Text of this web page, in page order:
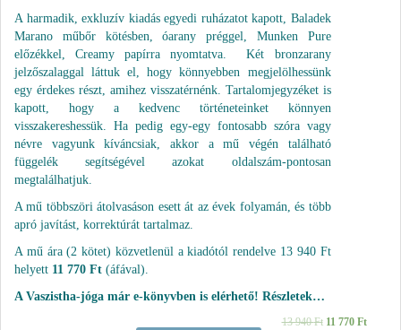
A harmadik, exkluzív kiadás egyedi ruházatot kapott, Baladek
Marano műbőr kötésben, óarany préggel, Munken Pure
előzékkel, Creamy papírra nyomtatva. Két bronzarany
jelzőszalaggal láttuk el, hogy könnyebben megjelölhessünk
egy érdekes részt, amihez visszatérnénk. Tartalomjegyzéket is
kapott, hogy a kedvenc történeteinket könnyen
visszakereshessük. Ha pedig egy-egy fontosabb szóra vagy
névre vagyunk kíváncsiak, akkor a mű végén található
függelék segítségével azokat oldalszám-pontosan
megtalálhatjuk.
A mű többszöri átolvasáson esett át az évek folyamán, és több
apró javítást, korrektúrát tartalmaz.
A mű ára (2 kötet) közvetlenül a kiadótól rendelve 13 940 Ft
helyett 11 770 Ft (áfával).
A Vaszistha-jóga már e-könyvben is elérhető! Részletek…
13 940Ft 11 770 Ft